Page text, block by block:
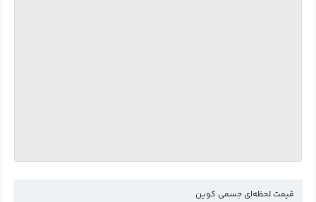
قیمت لحظه‌ای جسمی کوین